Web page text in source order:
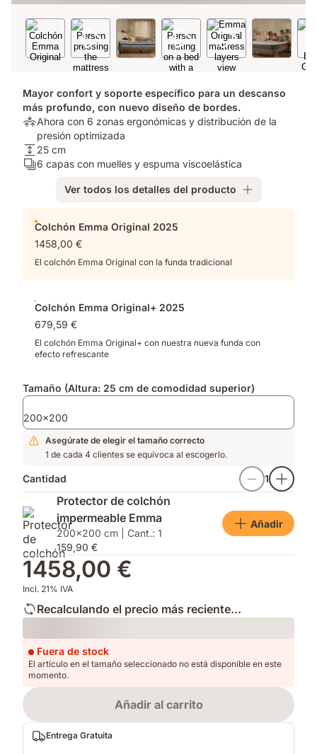
Mayor confort y soporte específico para un descanso
más profundo, con nuevo diseño de bordes.
Alivio
presión:
Ahora
ergonómicas
distribución
optimizada​
Ahora con 6 zonas ergonómicas y distribución de la
presión optimizada​
Altura
del
25 cm
Número
capas
con
muelles
6 capas con muelles y espuma viscoelástica
Ver todos los detalles del producto
Colchón Emma Original 2025
1458,00 €
El colchón Emma Original con la funda tradicional
Colchón Emma Original+ 2025
679,59 €
El colchón Emma Original+ con nuestra nueva funda con
efecto refrescante
Tamaño (Altura: 25 cm de comodidad superior)
200x200
Asegúrate de elegir el tamaño correcto
1 de cada 4 clientes se equivoca al escogerlo.
Cantidad 1
Protector de colchón
impermeable Emma
200x200 cm | Cant.: 1
159,90 €
Añadir
1458,00 €
Incl. 21% IVA
Recalculando el precio más reciente...
Loading
Fuera de stock
El artículo en el tamaño seleccionado no está disponible en este
momento.
Añadir al carrito
Entrega Gratuita